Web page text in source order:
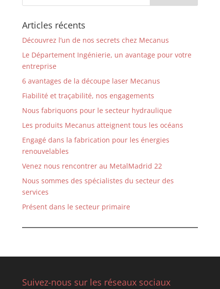
Articles récents
Découvrez l’un de nos secrets chez Mecanus
Le Département Ingénierie, un avantage pour votre
entreprise
6 avantages de la découpe laser Mecanus
Fiabilité et traçabilité, nos engagements
Nous fabriquons pour le secteur hydraulique
Les produits Mecanus atteignent tous les océans
Engagé dans la fabrication pour les énergies
renouvelables
Venez nous rencontrer au MetalMadrid 22
Nous sommes des spécialistes du secteur des
services
Présent dans le secteur primaire
Suivez-nous sur les réseaux sociaux